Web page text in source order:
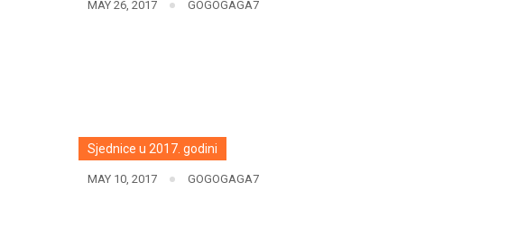
MAY 26, 2017 GOGOGAGA7
Sjednice u 2017. godini
MAY 10, 2017 GOGOGAGA7